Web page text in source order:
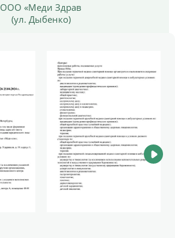
ООО «Меди Здрав
(ул. Дыбенко)